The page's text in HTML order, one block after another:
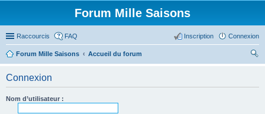
Forum Mille Saisons
Raccourcis FAQ Connexion
Inscription
Forum Mille Saisons
Accueil du forum
Connexion
Nom d’utilisateur :